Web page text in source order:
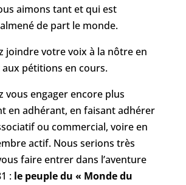
aimons tant et qui est
de part le monde.
joindre votre voix à la nôtre en
pétitions en cours.
vous engager encore plus
en adhérant, en faisant adhérer
ou commercial, voire en
actif. Nous serions très
faire entrer dans l’aventure
:le peuple du « Monde du